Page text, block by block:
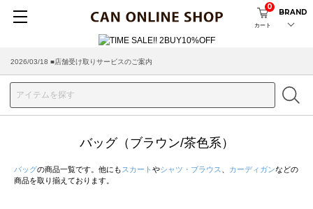
カート
0
BRAND
2026/08/04 ■8/13(木)AM2:00～サイトメンテナンス実施のお知らせ
2026/03/18 ■店舗受け取りサービスのご案内
バッグ（ブラウン/茶色系）
バッグの商品一覧です。他にも スカート やシャツ・ブラウス カーディガンなどの
商品を取り揃えております。